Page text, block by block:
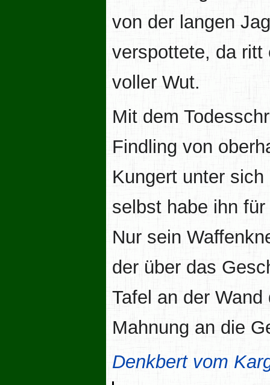
von der langen
verspottete, da ritt
voller Wut.
Mit dem
Findling von
Kungert unter
selbst habe ihn
Nur sein
der über das
Tafel an der
Mahnung an die
Denkbert vom